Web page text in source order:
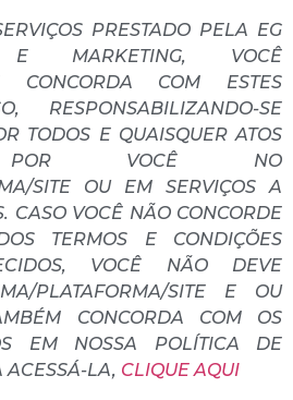
PRESTADO PELA EG
MARKETING, VOCÊ
CONCORDA COM ESTES
RESPONSABILIZANDO-SE
TODOS E QUAISQUER ATOS
POR VOCÊ NO
SITE OU EM SERVIÇOS A
CASO VOCÊ NÃO CONCORDE
TERMOS E CONDIÇÕES
VOCÊ NÃO DEVE
PLATAFORMA/SITE E OU
CONCORDA COM OS
EM NOSSA POLÍTICA DE
ACESSÁ-LA, CLIQUE AQUI